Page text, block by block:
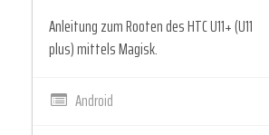
Anleitung zum Rooten des HTC U11+ (U11
plus) mittels Magisk.
Android